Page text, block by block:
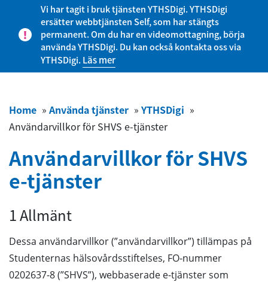
Vi har tagit i bruk tjänsten YTHSDigi. YTHSDigi
ersätter webbtjänsten Self, som har stängts
permanent. Om du har en videomottagning, börja
använda YTHSDigi. Du kan också kontakta oss via
YTHSDigi.Läs mer
Home » Använda tjänster » YTHSDigi »
Användarvillkor för SHVS e-tjänster
Användarvillkor för SHVS
e-tjänster
1 Allmänt
Dessa användarvillkor (”användarvillkor”) tillämpas på
Studenternas hälsovårdsstiftelses, FO-nummer
0202637-8 (”SHVS”), webbaserade e-tjänster som